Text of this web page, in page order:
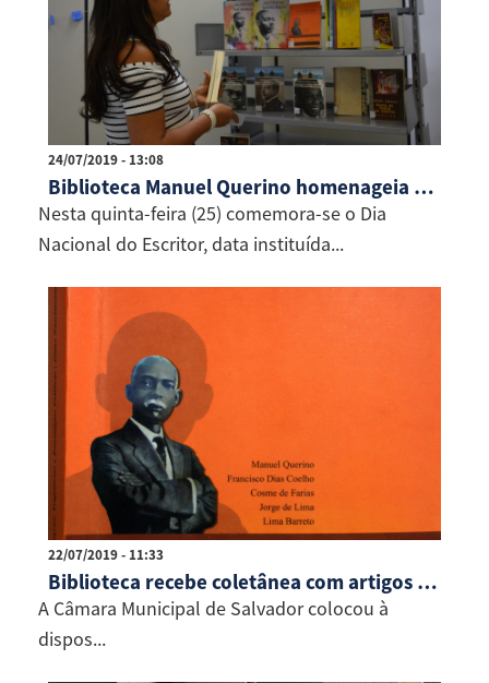
24/07/2019 - 13:08
Biblioteca Manuel Querino homenageia autores baianos
Nesta quinta-feira (25) comemora-se o Dia
Nacional do Escritor, data instituída...
22/07/2019 - 11:33
Biblioteca recebe coletânea com artigos sobre personalidades negras
A Câmara Municipal de Salvador colocou à
dispos...